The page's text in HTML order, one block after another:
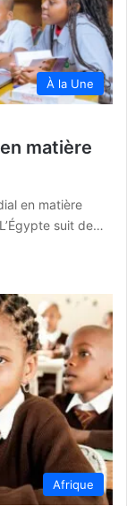
À la Une
matière
en matière
suit de…
Afrique